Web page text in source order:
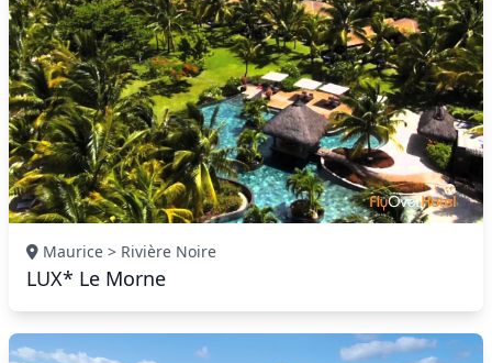
Maurice > Rivière Noire
LUX* Le Morne